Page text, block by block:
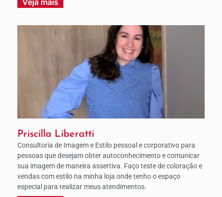
Veja mais
Priscilla Liberatti
Consultoria de Imagem e Estilo pessoal e corporativo para
pessoas que desejam obter autoconhecimento e comunicar
sua imagem de maneira assertiva. Faço teste de coloração e
vendas com estilo na minha loja onde tenho o espaço
especial para realizar meus atendimentos.